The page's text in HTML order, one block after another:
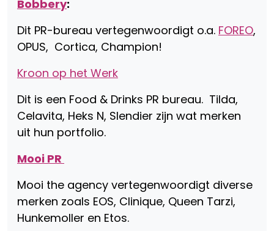
Bobbery:
Dit PR-bureau vertegenwoordigt o.a. FOREO,
OPUS, Cortica, Champion!
Kroon op het Werk
Dit is een Food & Drinks PR bureau. Tilda,
Celavita, Heks N, Slendier zijn wat merken
uit hun portfolio.
Mooi PR
Mooi the agency vertegenwoordigt diverse
merken zoals EOS, Clinique, Queen Tarzi,
Hunkemoller en Etos.